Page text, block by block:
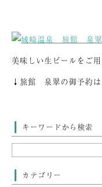
美味しい生ビールをご
↓旅館 泉翠の御予約は
キーワードから検索
カテゴリー